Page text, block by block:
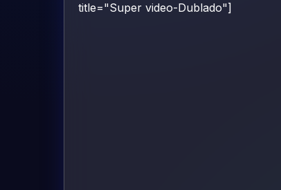
title="Super video-Dublado"]